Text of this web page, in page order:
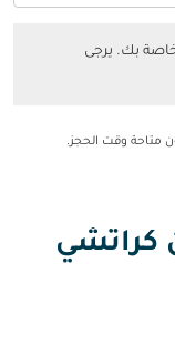
بك. يرجى
كراتشي